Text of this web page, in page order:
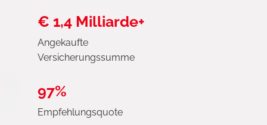
€ 1,4 Milliarde+
Angekaufte
Versicherungssumme
97%
Empfehlungsquote